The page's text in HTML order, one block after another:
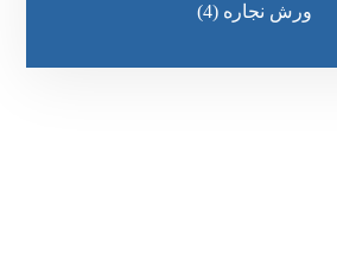
ورش نجاره (4)